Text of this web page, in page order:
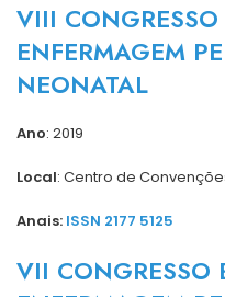
VIII
ENFERMAGEM
NEONATAL
Ano: 2019
Local: Centro de
Anais: ISSN 2177 5125
VII CONGRESSO